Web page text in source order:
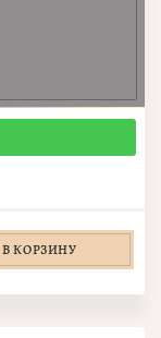
В КОРЗИНУ